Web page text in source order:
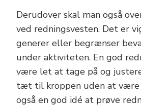
Derudover skal man også
ved redningsvesten. Det er
generer eller begrænser
under aktiviteten. En god
være let at tage på og
tæt til kroppen uden at være
også en god idé at prøve